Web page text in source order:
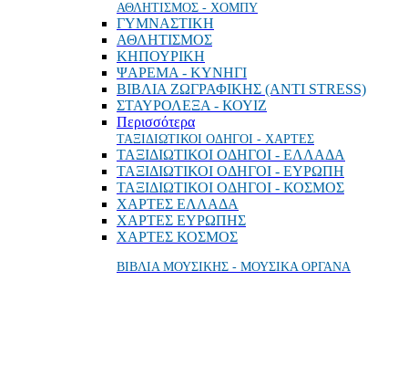
ΑΘΛΗΤΙΣΜΟΣ - ΧΟΜΠΥ
ΓΥΜΝΑΣΤΙΚΗ
ΑΘΛΗΤΙΣΜΟΣ
ΚΗΠΟΥΡΙΚΗ
ΨΑΡΕΜΑ - ΚΥΝΗΓΙ
ΒΙΒΛΙΑ ΖΩΓΡΑΦΙΚΗΣ (ANTI STRESS)
ΣΤΑΥΡΟΛΕΞΑ - ΚΟΥΙΖ
Περισσότερα
ΤΑΞΙΔΙΩΤΙΚΟΙ ΟΔΗΓΟΙ - ΧΑΡΤΕΣ
ΤΑΞΙΔΙΩΤΙΚΟΙ ΟΔΗΓΟΙ - ΕΛΛΑΔΑ
ΤΑΞΙΔΙΩΤΙΚΟΙ ΟΔΗΓΟΙ - ΕΥΡΩΠΗ
ΤΑΞΙΔΙΩΤΙΚΟΙ ΟΔΗΓΟΙ - ΚΟΣΜΟΣ
ΧΑΡΤΕΣ ΕΛΛΑΔΑ
ΧΑΡΤΕΣ ΕΥΡΩΠΗΣ
ΧΑΡΤΕΣ ΚΟΣΜΟΣ
ΒΙΒΛΙΑ ΜΟΥΣΙΚΗΣ - ΜΟΥΣΙΚΑ ΟΡΓΑΝΑ